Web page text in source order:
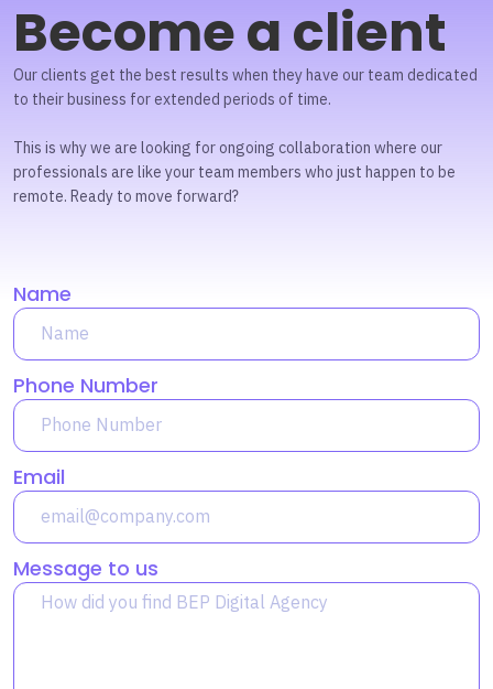
Become a client
Our clients get the best results when they have our team dedicated
to their business for extended periods of time.
This is why we are looking for ongoing collaboration where our
professionals are like your team members who just happen to be
remote. Ready to move forward?
Name
Phone Number
Email
Message to us